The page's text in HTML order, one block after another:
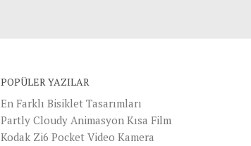
POPÜLER YAZILAR
En Farklı Bisiklet Tasarımları
Partly Cloudy Animasyon Kısa Film
Kodak Zi6 Pocket Video Kamera